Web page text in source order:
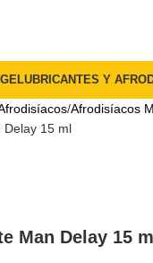
LUBRICANTES Y
Afrodisíacos
Delay 15 ml
Man Delay 15